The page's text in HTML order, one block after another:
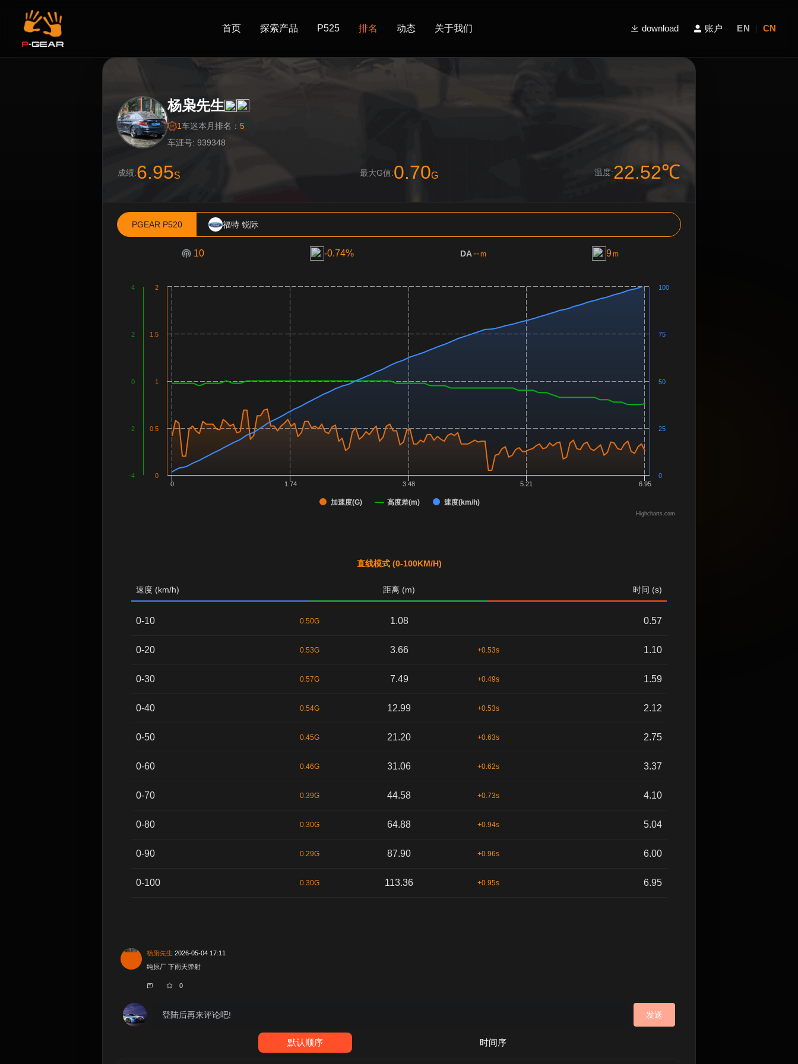
首页 探索产品 P525 排名 动态 关于我们 download 账户 EN CN
杨枭先生
1车迷本月排名： 5
车涯号: 939348
成绩:6.95S 最大G值:0.70G 温度:22.52℃
PGEAR P520 福特 锐际
10 -0.74% DA--m 9m
加速度(G) 高度差(m) 速度(km/h)
0 1.74 3.48 5.21 6.95
0
0.5
1
1.5
2
-4
-2
0
2
4
0
25
50
75
100
Highcharts.com
直线模式 (0-100KM/H)
速度 (km/h) 距离 (m) 时间 (s)
0-10 0.50G 1.08 0.57
0-20 0.53G 3.66 +0.53s 1.10
0-30 0.57G 7.49 +0.49s 1.59
0-40 0.54G 12.99 +0.53s 2.12
0-50 0.45G 21.20 +0.63s 2.75
0-60 0.46G 31.06 +0.62s 3.37
0-70 0.39G 44.58 +0.73s 4.10
0-80 0.30G 64.88 +0.94s 5.04
0-90 0.29G 87.90 +0.96s 6.00
0-100 0.30G 113.36 +0.95s 6.95
杨枭先生 2026-05-04 17:11
纯原厂 下雨天弹射
0
发送
默认顺序 时间序